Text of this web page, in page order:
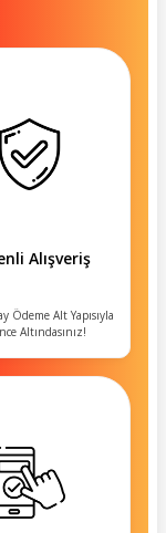
Alışveriş
Ödeme Alt Yapısıyla
Altındasınız!